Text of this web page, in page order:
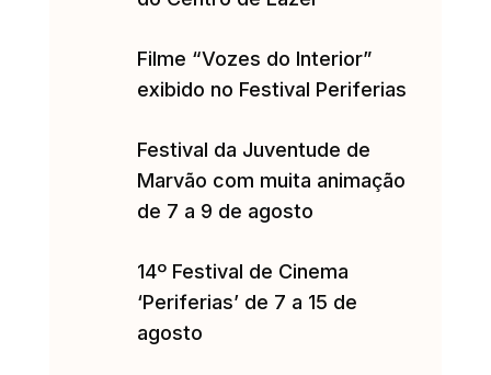
Filme “Vozes do Interior”
exibido no Festival Periferias
Festival da Juventude de
Marvão com muita animação
de 7 a 9 de agosto
14º Festival de Cinema
‘Periferias’ de 7 a 15 de
agosto